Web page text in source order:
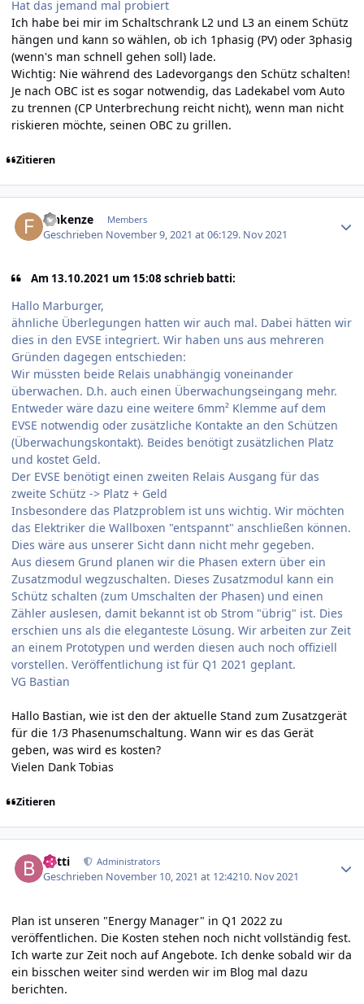
Hat das jemand mal probiert
Ich habe bei mir im Schaltschrank L2 und L3 an einem Schütz
hängen und kann so wählen, ob ich 1phasig (PV) oder 3phasig
(wenn's man schnell gehen soll) lade.
Wichtig: Nie während des Ladevorgangs den Schütz schalten!
Je nach OBC ist es sogar notwendig, das Ladekabel vom Auto
zu trennen (CP Unterbrechung reicht nicht), wenn man nicht
riskieren möchte, seinen OBC zu grillen.
Zitieren
Finkenze Members
Geschrieben November 9, 2021 at 06:129. Nov 2021
Am 13.10.2021 um 15:08 schrieb batti:
Hallo Marburger,
ähnliche Überlegungen hatten wir auch mal. Dabei hätten wir
dies in den EVSE integriert. Wir haben uns aus mehreren
Gründen dagegen entschieden:
Wir müssten beide Relais unabhängig voneinander
überwachen. D.h. auch einen Überwachungseingang mehr.
Entweder wäre dazu eine weitere 6mm² Klemme auf dem
EVSE notwendig oder zusätzliche Kontakte an den Schützen
(Überwachungskontakt). Beides benötigt zusätzlichen Platz
und kostet Geld.
Der EVSE benötigt einen zweiten Relais Ausgang für das
zweite Schütz -> Platz + Geld
Insbesondere das Platzproblem ist uns wichtig. Wir möchten
das Elektriker die Wallboxen "entspannt" anschließen können.
Dies wäre aus unserer Sicht dann nicht mehr gegeben.
Aus diesem Grund planen wir die Phasen extern über ein
Zusatzmodul wegzuschalten. Dieses Zusatzmodul kann ein
Schütz schalten (zum Umschalten der Phasen) und einen
Zähler auslesen, damit bekannt ist ob Strom "übrig" ist. Dies
erschien uns als die eleganteste Lösung. Wir arbeiten zur Zeit
an einem Prototypen und werden diesen auch noch offiziell
vorstellen. Veröffentlichung ist für Q1 2021 geplant.
VG Bastian
Hallo Bastian, wie ist den der aktuelle Stand zum Zusatzgerät
für die 1/3 Phasenumschaltung. Wann wir es das Gerät
geben, was wird es kosten?
Vielen Dank Tobias
Zitieren
batti Administrators
Geschrieben November 10, 2021 at 12:4210. Nov 2021
Plan ist unseren "Energy Manager" in Q1 2022 zu
veröffentlichen. Die Kosten stehen noch nicht vollständig fest.
Ich warte zur Zeit noch auf Angebote. Ich denke sobald wir da
ein bisschen weiter sind werden wir im Blog mal dazu
berichten.